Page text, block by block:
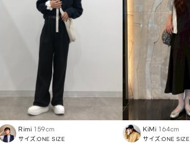
Rimi 159cm
サイズ:ONE SIZE
KiMi 164cm
サイズ:ONE SIZE